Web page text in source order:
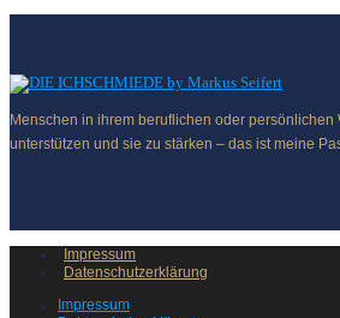
Menschen in ihrem beruflichen oder persönlichen
unterstützen und sie zu stärken – das ist meine
Impressum
Datenschutzerklärung
Impressum